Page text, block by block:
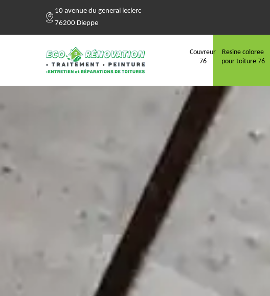
10 avenue du general leclerc
76200 Dieppe
Couvreur
76
Resine coloree
pour toiture 76